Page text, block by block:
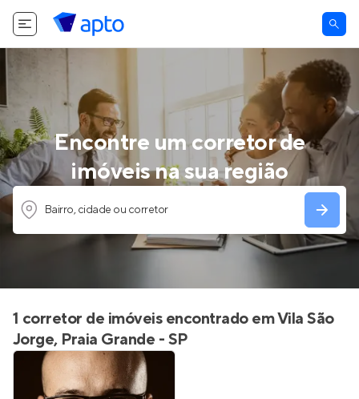
Encontre um corretor de
imóveis na sua região
Bairro, cidade ou corretor
1 corretor de imóveis encontrado em Vila São
Jorge, Praia Grande - SP